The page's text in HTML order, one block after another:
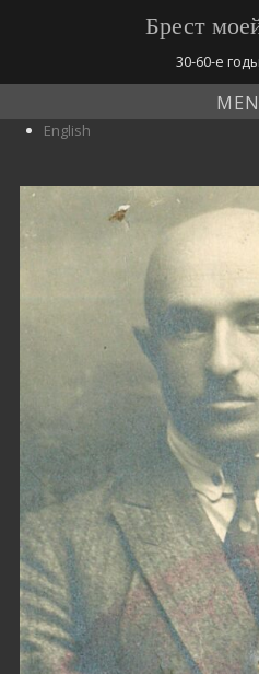
Брест
30-60-е
English